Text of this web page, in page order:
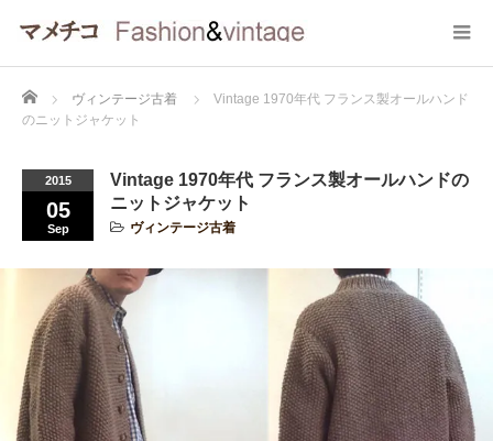
Home ヴィンテージ古着
Vintage 1970年代 フランス製オールハンド
のニットジャケット
2015
05
Sep
Vintage 1970年代 フランス製オールハンドの
ニットジャケット
ヴィンテージ古着